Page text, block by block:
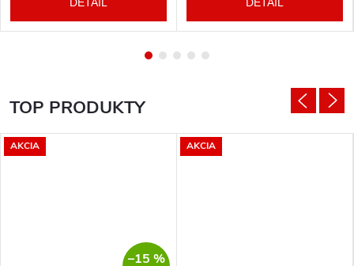
TOP PRODUKTY
AKCIA
–15 %
AKCIA